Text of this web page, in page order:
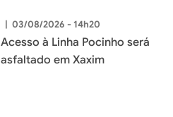
| 03/08/2026 - 14h20
Acesso à Linha Pocinho será
asfaltado em Xaxim